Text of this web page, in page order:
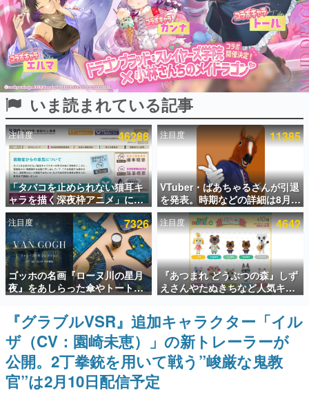
アプリセール情報
インタビュー
連載・特集一覧
殿堂入り記事
SNS拡散数が数千以上！ ページビュー数万以上！ などな
ど。多くの人々に読まれた、電ファミ渾身の“殿堂入り”記
事をまとめました。
ゲームの企画書
名作ゲームクリエイターの方々に製作時のエピソードをお
聞きし、ヒットする企画（ゲーム）とは何か？を探ってい
きます。
赫本
この物語を解いてはいけない。『赫本』は、〈試験問題〉
の形をした短編ホラー小説集です。
新世代に訊く
これからのデジタルゲーム市場を担う若きクリエイター達
の姿を追い、彼らのルーツと情熱を探っていきます。
ゲーム世代の作家たち
ゲームに多大な影響を受けた作家さんに取材し、ゲームが
日本のコンテンツ産業やカルチャーに与えた影響を探る企
画です。
日本モバイルゲーム産業史
日本のモバイルゲーム史における主要なトピック・タイト
いま読まれている記事
注目度 46288
「タバコを止められない猫耳キ
ャラを描く深夜枠アニメ」に視
聴者の一部から批判意見。違法
薬物の使用と思しき描写も含め
て、BPOが議論を交わす
注目度 11385
VTuber・ばあちゃるさんが引退
を発表。時期などの詳細は8月9
日15時からの配信で説明
注目度 7326
ゴッホの名画『ローヌ川の星月
夜』をあしらった傘やトートバ
ッグなどが登場。8月7日21時よ
り2日間限定で予約販売
注目度 4642
『あつまれ どうぶつの森』しず
えさんやたぬきちなど人気キャ
ラクターのフロッキードールが9
月に発売開始。「とたけけ」や
「ちゃちゃまる」も
『グラブルVSR』追加キャラクター「イル
ザ（CV：園崎未恵）」の新トレーラーが
公開。2丁拳銃を用いて戦う”峻厳な鬼教
官”は2月10日配信予定